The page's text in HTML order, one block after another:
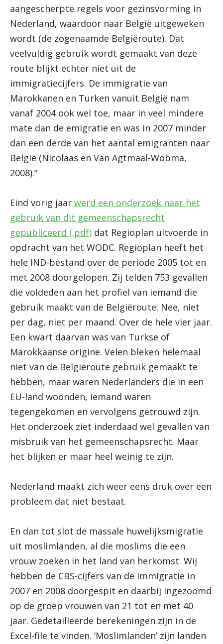
aangescherpte regels voor gezinsvorming in
Nederland, waardoor naar België uitgeweken
wordt (de zogenaamde Belgiëroute). Dat
veelvuldig gebruik wordt gemaakt van deze
route blijkt echter niet uit de
immigratiecijfers. De immigratie van
Marokkanen en Turken vanuit België nam
vanaf 2004 ook wel toe, maar in veel mindere
mate dan de emigratie en was in 2007 minder
dan een derde van het aantal emigranten naar
België (Nicolaas en Van Agtmaal-Wobma,
2008).”
Eind vorig jaar werd een onderzoek naar het
gebruik van dit gemeenschapsrecht
gepubliceerd (.pdf) dat Regioplan uitvoerde in
opdracht van het WODC. Regioplan heeft het
hele IND-bestand over de periode 2005 tot en
met 2008 doorgelopen. Zij telden 753 gevallen
die voldeden aan het profiel van iemand die
gebruik maakt van de Belgiëroute. Nee, niet
per dag, niet per maand. Over de hele vier jaar.
Een kwart daarvan was van Turkse of
Marokkaanse origine. Velen bleken helemaal
niet van de Belgiëroute gebruik gemaakt te
hebben, maar waren Nederlanders die in een
EU-land woonden, iemand waren
tegengekomen en vervolgens getrouwd zijn.
Het onderzoek ziet inderdaad wel gevallen van
misbruik van het gemeenschapsrecht. Maar
het blijken er maar heel weinig te zijn.
Nederland maakt zich weer eens druk over een
probleem dat niet bestaat.
En dan tot slot de massale huwelijksmigratie
uit moslimlanden, al die moslims die een
vrouw zoeken in het land van herkomst. Wij
hebben de CBS-cijfers van de immigratie in
2007 en 2008 doorgespit en daarbij ingezoomd
op de groep vrouwen van 21 tot en met 40
jaar. Gedetailleerde berekeningen zijn in de
Excel-file te vinden. ‘Moslimlanden’ zijn landen